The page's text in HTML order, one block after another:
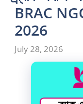
BRAC
2026
July 28, 2026